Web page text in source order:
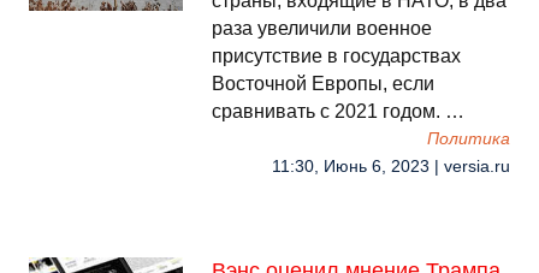
раза увеличили военное
присутствие в государствах
Восточной Европы, если
сравнивать с 2021 годом. …
Политика
11:30, Июнь 6, 2023 | versia.ru